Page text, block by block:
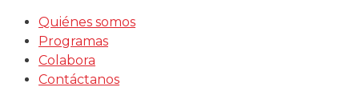
Saltar
contenido
Quiénes somos
Programas
Colabora
Contáctanos